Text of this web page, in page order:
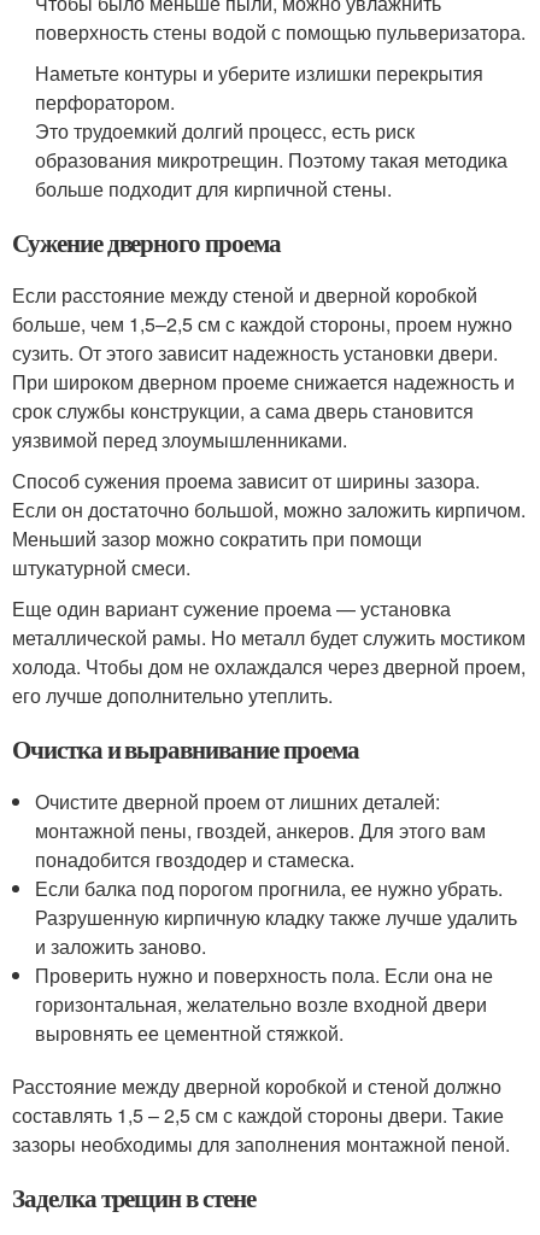
поверхность стены водой с помощью пульверизатора.
Наметьте контуры и уберите излишки перекрытия
перфоратором.
Это трудоемкий долгий процесс, есть риск
образования микротрещин. Поэтому такая методика
больше подходит для кирпичной стены.
Сужение дверного проема
Если расстояние между стеной и дверной коробкой
больше, чем 1,5–2,5 см с каждой стороны, проем нужно
сузить. От этого зависит надежность установки двери.
При широком дверном проеме снижается надежность и
срок службы конструкции, а сама дверь становится
уязвимой перед злоумышленниками.
Способ сужения проема зависит от ширины зазора.
Если он достаточно большой, можно заложить кирпичом.
Меньший зазор можно сократить при помощи
штукатурной смеси.
Еще один вариант сужение проема — установка
металлической рамы. Но металл будет служить мостиком
холода. Чтобы дом не охлаждался через дверной проем,
его лучше дополнительно утеплить.
Очистка и выравнивание проема
Очистите дверной проем от лишних деталей:
монтажной пены, гвоздей, анкеров. Для этого вам
понадобится гвоздодер и стамеска.
Если балка под порогом прогнила, ее нужно убрать.
Разрушенную кирпичную кладку также лучше удалить
и заложить заново.
Проверить нужно и поверхность пола. Если она не
горизонтальная, желательно возле входной двери
выровнять ее цементной стяжкой.
Расстояние между дверной коробкой и стеной должно
составлять 1,5 – 2,5 см с каждой стороны двери. Такие
зазоры необходимы для заполнения монтажной пеной.
Заделка трещин в стене